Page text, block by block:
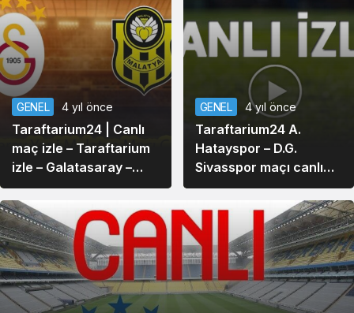
GENEL 4 yıl önce
Taraftarium24 | Canlı
maç izle – Taraftarium
izle – Galatasaray –
Yeni Malatyaspor
maçını canlı izle! GS –
Maç Linki
GENEL 4 yıl önce
Taraftarium24 A.
Hatayspor – D.G.
Sivasspor maçı canlı
izle – Bein Sports 1
şifresiz Justin TV
bedava Lig tv izle